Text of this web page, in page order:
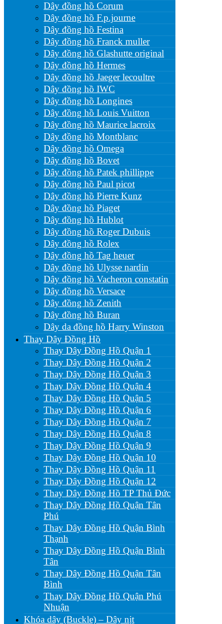
Dây đồng hồ Corum
Dây đồng hồ F.p.journe
Dây đồng hồ Festina
Dây đồng hồ Franck muller
Dây đồng hồ Glashutte original
Dây đồng hồ Hermes
Dây đồng hồ Jaeger lecoultre
Dây đồng hồ IWC
Dây đồng hồ Longines
Dây đồng hồ Louis Vuitton
Dây đồng hồ Maurice lacroix
Dây đồng hồ Montblanc
Dây đồng hồ Omega
Dây đồng hồ Bovet
Dây đồng hồ Patek phillippe
Dây đồng hồ Paul picot
Dây đồng hồ Pierre Kunz
Dây đồng hồ Piaget
Dây đồng hồ Hublot
Dây đồng hồ Roger Dubuis
Dây đồng hồ Rolex
Dây đồng hồ Tag heuer
Dây đồng hồ Ulysse nardin
Dây đồng hồ Vacheron constatin
Dây đồng hồ Versace
Dây đồng hồ Zenith
Dây đồng hồ Buran
Dây da đồng hồ Harry Winston
Thay Dây Đồng Hồ
Thay Dây Đồng Hồ Quận 1
Thay Dây Đồng Hồ Quận 2
Thay Dây Đồng Hồ Quận 3
Thay Dây Đồng Hồ Quận 4
Thay Dây Đồng Hồ Quận 5
Thay Dây Đồng Hồ Quận 6
Thay Dây Đồng Hồ Quận 7
Thay Dây Đồng Hồ Quận 8
Thay Dây Đồng Hồ Quận 9
Thay Dây Đồng Hồ Quận 10
Thay Dây Đồng Hồ Quận 11
Thay Dây Đồng Hồ Quận 12
Thay Dây Đồng Hồ TP Thủ Đức
Thay Dây Đồng Hồ Quận Tân
Phú
Thay Dây Đồng Hồ Quận Bình
Thạnh
Thay Dây Đồng Hồ Quận Bình
Tân
Thay Dây Đồng Hồ Quận Tân
Bình
Thay Dây Đồng Hồ Quận Phú
Nhuận
Khóa dây (Buckle) – Dây nịt